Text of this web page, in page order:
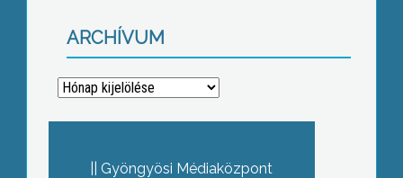
ARCHÍVUM
Archívum
Gyöngyösi Médiaközpont